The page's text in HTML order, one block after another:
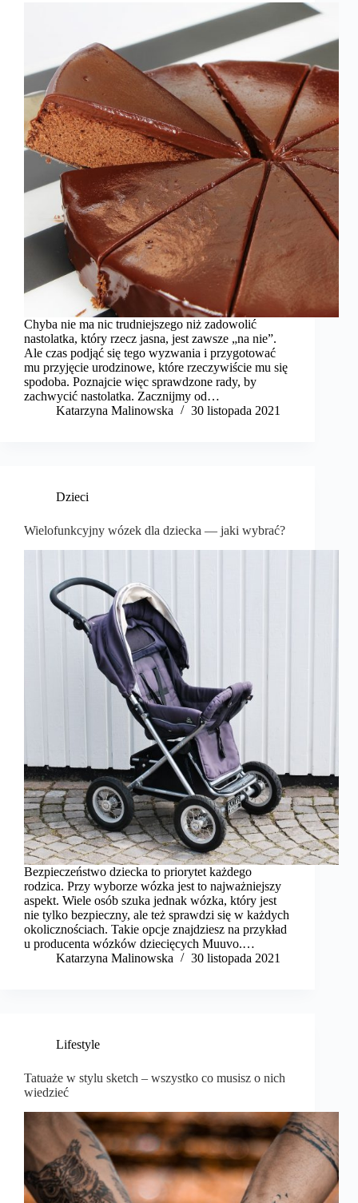
Chyba nie ma nic trudniejszego niż zadowolić
nastolatka, który rzecz jasna, jest zawsze „na nie”.
Ale czas podjąć się tego wyzwania i przygotować
mu przyjęcie urodzinowe, które rzeczywiście mu się
spodoba. Poznajcie więc sprawdzone rady, by
zachwycić nastolatka. Zacznijmy od…
Katarzyna Malinowska
30 listopada 2021
Dzieci
Wielofunkcyjny wózek dla dziecka — jaki wybrać?
Bezpieczeństwo dziecka to priorytet każdego
rodzica. Przy wyborze wózka jest to najważniejszy
aspekt. Wiele osób szuka jednak wózka, który jest
nie tylko bezpieczny, ale też sprawdzi się w każdych
okolicznościach. Takie opcje znajdziesz na przykład
u producenta wózków dziecięcych Muuvo.…
Katarzyna Malinowska
30 listopada 2021
Lifestyle
Tatuaże w stylu sketch – wszystko co musisz o nich
wiedzieć